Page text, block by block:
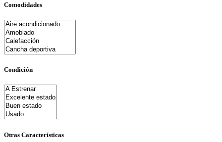
Comodidades
Condición
Otras Características